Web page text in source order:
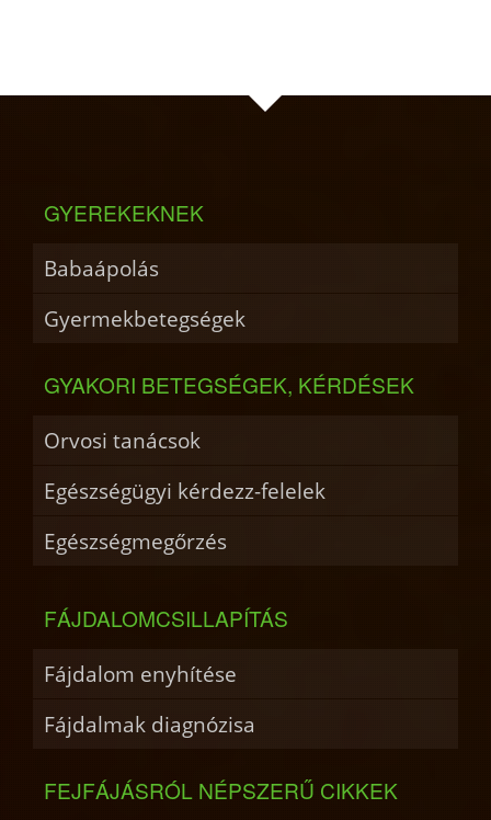
GYEREKEKNEK
Babaápolás
Gyermekbetegségek
GYAKORI BETEGSÉGEK, KÉRDÉSEK
Orvosi tanácsok
Egészségügyi kérdezz-felelek
Egészségmegőrzés
FÁJDALOMCSILLAPÍTÁS
Fájdalom enyhítése
Fájdalmak diagnózisa
FEJFÁJÁSRÓL NÉPSZERŰ CIKKEK